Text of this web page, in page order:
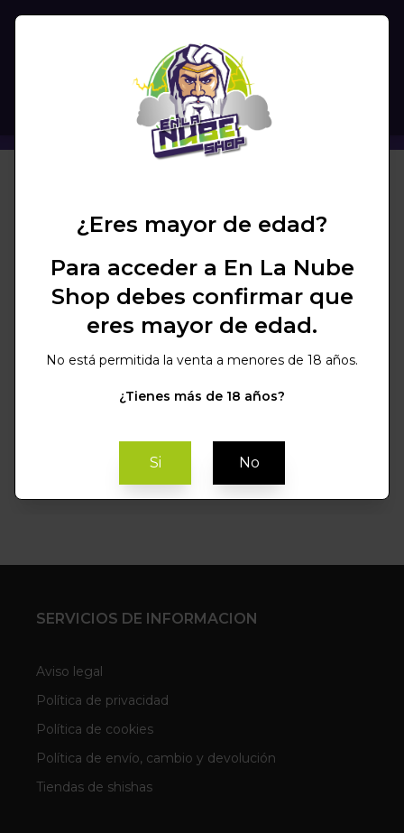
No se encuentran
productos en la marca
seleccionada
SERVICIOS DE INFORMACION
Aviso legal
Política de privacidad
Política de cookies
Política de envío, cambio y devolución
Tiendas de shishas
¿Eres mayor de edad?
Para acceder a En La Nube
Shop debes confirmar que
eres mayor de edad.
No está permitida la venta a menores de 18 años.
¿Tienes más de 18 años?
Si No